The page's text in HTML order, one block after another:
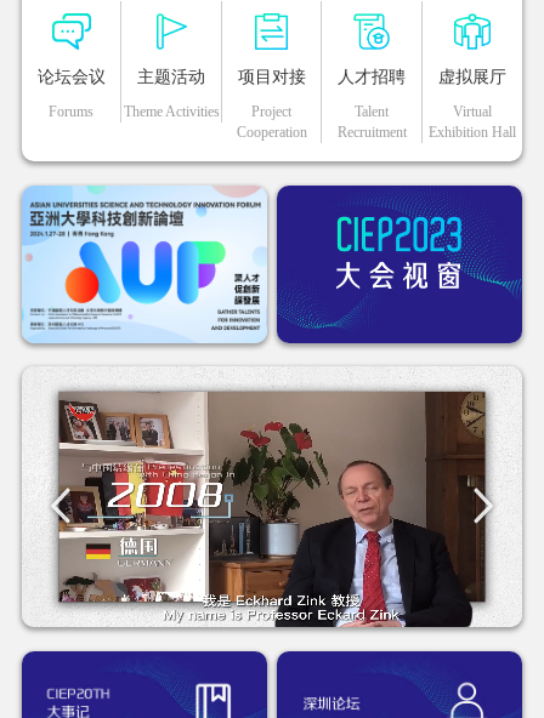
论坛会议
Forums
主题活动
Theme Activities
项目对接
Project
Cooperation
人才招聘
Talent
Recruitment
虚拟展厅
Virtual
Exhibition Hall